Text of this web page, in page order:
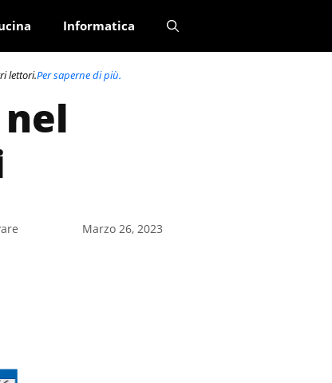
Informatica
lettori.Per saperne di più.
Marzo 26, 2023